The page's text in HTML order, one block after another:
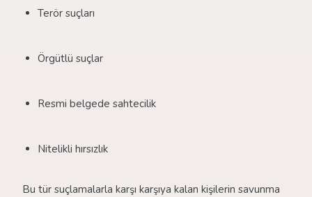
Terör suçları
Örgütlü suçlar
Resmi belgede sahtecilik
Nitelikli hırsızlık
Bu tür suçlamalarla karşı karşıya kalan kişilerin savunma